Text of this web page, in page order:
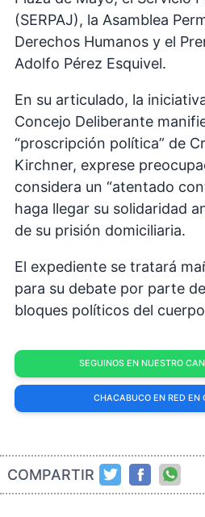
(SERPAJ), la Asamblea
Derechos Humanos y el
Adolfo Pérez Esquivel.
En su articulado, la
Concejo Deliberante
“proscripción política” de
Kirchner, exprese
considera un “atentado
haga llegar su solidaridad
de su prisión domiciliaria.
El expediente se tratará
para su debate por parte
bloques políticos del
SEGUINOS EN NUESTRO
CHACABUCO EN RED EN
COMPARTIR